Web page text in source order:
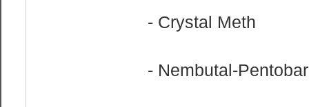
- Crystal Meth
- Nembutal-